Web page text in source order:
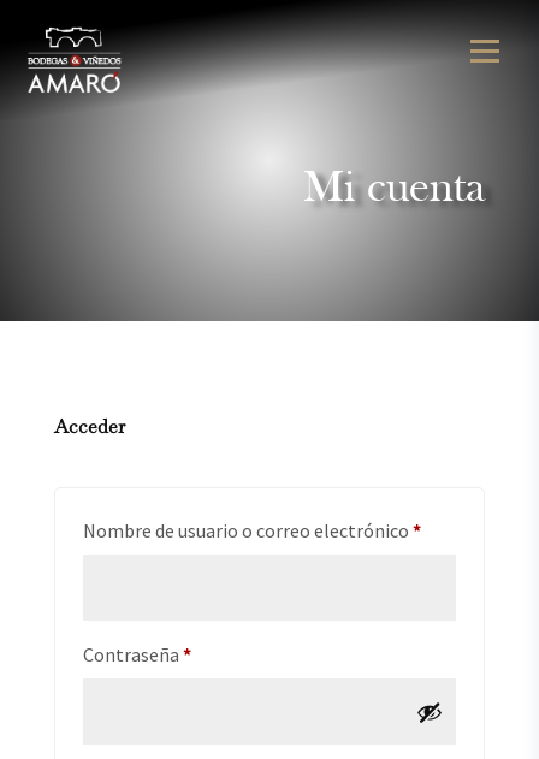
Mi cuenta
Acceder
Nombre de usuario o correo electrónico *Obligatorio
Contraseña *Obligatorio